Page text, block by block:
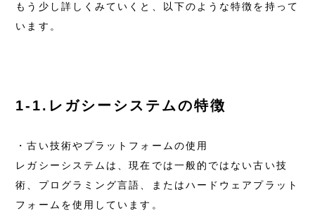
もう少し詳しくみていくと、以下のような特徴を持って
います。
1-1.レガシーシステムの特徴
・古い技術やプラットフォームの使用
レガシーシステムは、現在では一般的ではない古い技
術、プログラミング言語、またはハードウェアプラット
フォームを使用しています。